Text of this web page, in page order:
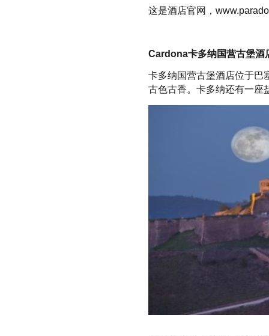
这是酒店官网，
Cardona卡多纳国营古堡酒
卡多纳国营古堡酒店位于巴
古色古香。卡多纳还有一座